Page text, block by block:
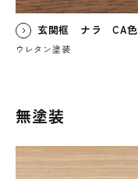
玄関框 ナラ CA色
ウレタン塗装
無塗装